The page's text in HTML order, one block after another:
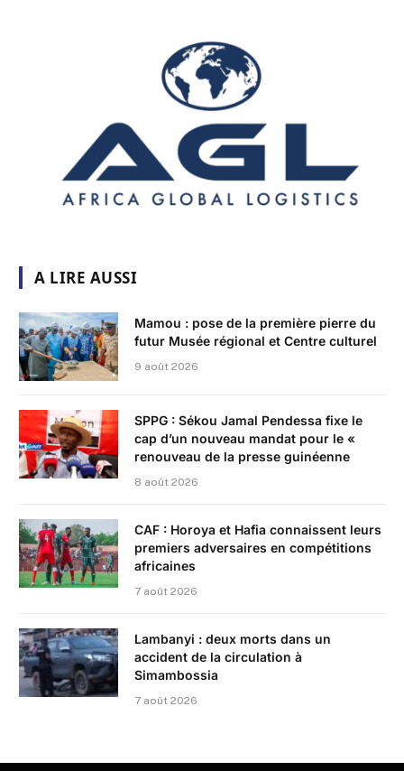
A LIRE AUSSI
Mamou : pose de la première pierre du
futur Musée régional et Centre culturel
9 août 2026
SPPG : Sékou Jamal Pendessa fixe le
cap d’un nouveau mandat pour le «
renouveau de la presse guinéenne
8 août 2026
CAF : Horoya et Hafia connaissent leurs
premiers adversaires en compétitions
africaines
7 août 2026
Lambanyi : deux morts dans un
accident de la circulation à
Simambossia
7 août 2026